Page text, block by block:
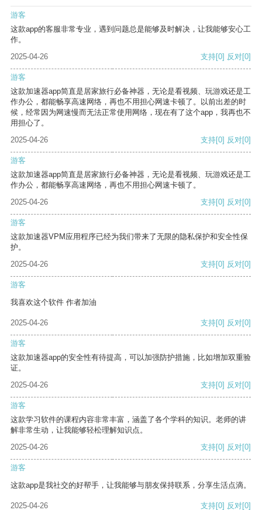
游客
这款app的客服非常专业，遇到问题总是能够及时解决，让我能够安心工
作。
2025-04-26
支持[0] 反对[0]
游客
这款加速器app简直是居家旅行必备神器，无论是看视频、玩游戏还是工
作办公，都能畅享高速网络，再也不用担心网速卡顿了。以前出差的时
候，经常因为网速慢而无法正常使用网络，现在有了这个app，我再也不
用担心了。
2025-04-26
支持[0] 反对[0]
游客
这款加速器app简直是居家旅行必备神器，无论是看视频、玩游戏还是工
作办公，都能畅享高速网络，再也不用担心网速卡顿了。
2025-04-26
支持[0] 反对[0]
游客
这款加速器VPM应用程序已经为我们带来了无限的隐私保护和安全性保
护。
2025-04-26
支持[0] 反对[0]
游客
我喜欢这个软件 作者加油
2025-04-26 支持[0] 反对[0]
游客
这款加速器app的安全性有待提高，可以加强防护措施，比如增加双重验
证。
2025-04-26
支持[0] 反对[0]
游客
这款学习软件的课程内容非常丰富，涵盖了各个学科的知识。老师的讲
解非常生动，让我能够轻松理解知识点。
2025-04-26
支持[0] 反对[0]
游客
这款app是我社交的好帮手，让我能够与朋友保持联系，分享生活点滴。
2025-04-26 支持[0] 反对[0]